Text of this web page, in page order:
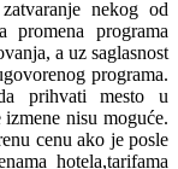
nekog od
promena programa
a uz saglasnost
programa.
prihvati mesto u
nisu moguće.
cenu ako je posle
hotela,tarifama